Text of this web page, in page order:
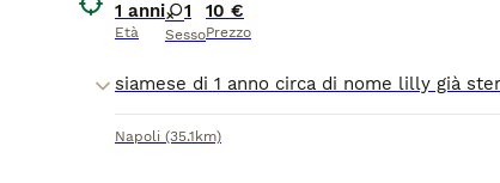
1 anni
Età
1
Sesso
10 €
Prezzo
Napoli (35.1km)